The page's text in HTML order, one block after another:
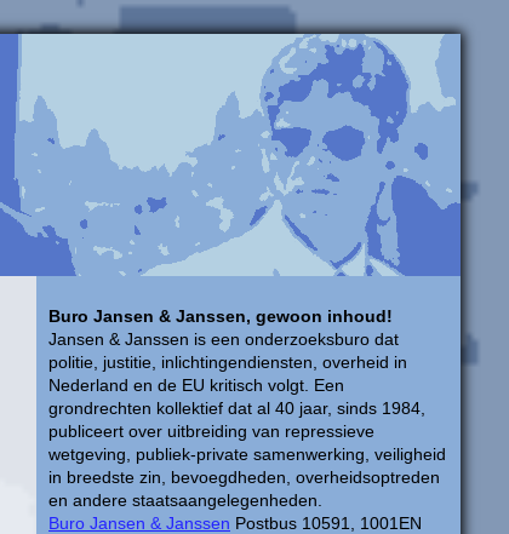
Buro Jansen & Janssen, gewoon inhoud!
Jansen & Janssen is een onderzoeksburo dat
politie, justitie, inlichtingendiensten, overheid in
Nederland en de EU kritisch volgt. Een
grondrechten kollektief dat al 40 jaar, sinds 1984,
publiceert over uitbreiding van repressieve
wetgeving, publiek-private samenwerking, veiligheid
in breedste zin, bevoegdheden, overheidsoptreden
en andere staatsaangelegenheden.
Buro Jansen & Janssen Postbus 10591, 1001EN